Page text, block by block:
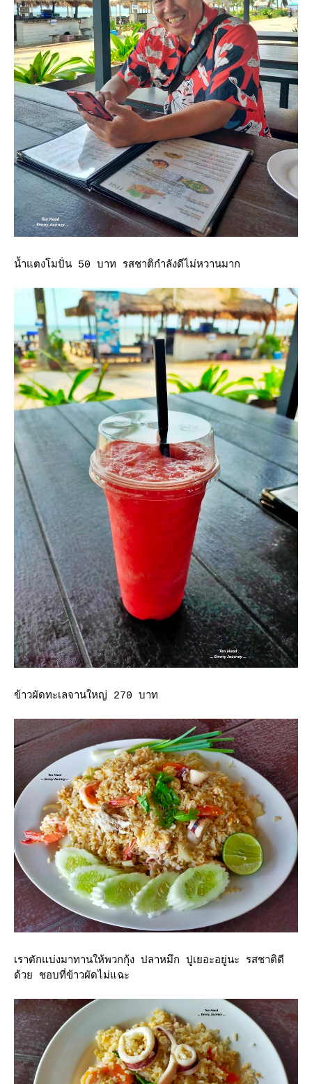
น้ำแตงโมปั่น 50 บาท รสชาติกำลังดีไม่หวานมาก
ข้าวผัดทะเลจานใหญ่ 270 บาท
เราตักแบ่งมาทานให้พวกกุ้ง ปลาหมึก ปูเยอะอยู่นะ รสชาติดี
ด้วย ชอบที่ข้าวผัดไม่แฉะ